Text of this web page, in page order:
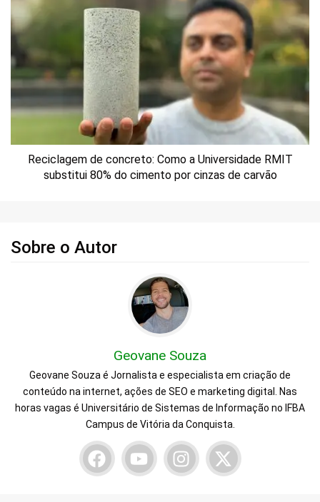
Reciclagem de concreto: Como a Universidade RMIT
substitui 80% do cimento por cinzas de carvão
Sobre o Autor
Geovane Souza
Geovane Souza é Jornalista e especialista em criação de
conteúdo na internet, ações de SEO e marketing digital. Nas
horas vagas é Universitário de Sistemas de Informação no IFBA
Campus de Vitória da Conquista.